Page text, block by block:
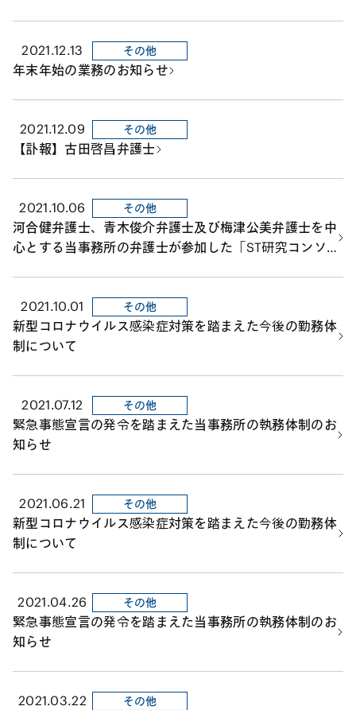
2021.12.13
その他
年末年始の業務のお知らせ
2021.12.09 その他
【訃報】古田啓昌弁護士
2021.10.06 その他
河合健弁護士、青木俊介弁護士及び梅津公美弁護士を中
心とする当事務所の弁護士が参加した「ST研究コンソ
2021.10.01
その他
新型コロナウイルス感染症対策を踏まえた今後の勤務体
制について
2021.07.12 その他
緊急事態宣言の発令を踏まえた当事務所の執務体制のお
知らせ
2021.06.21 その他
新型コロナウイルス感染症対策を踏まえた今後の勤務体
制について
2021.04.26 その他
緊急事態宣言の発令を踏まえた当事務所の執務体制のお
知らせ
2021.03.22 その他